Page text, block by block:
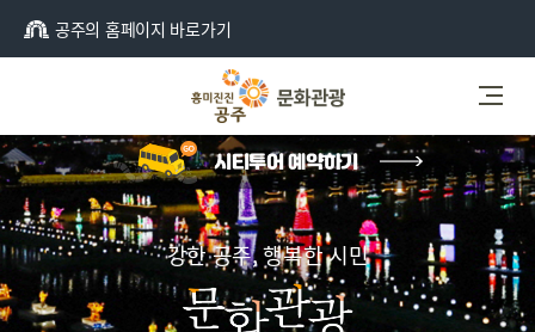
공주의 홈페이지 바로가기
강한 공주, 행복한 시민